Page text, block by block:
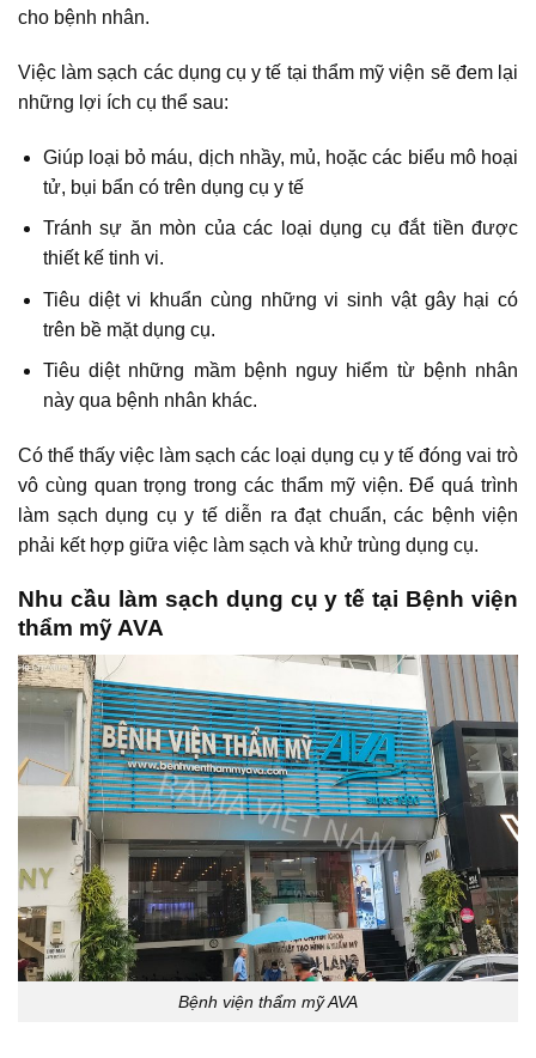
cho bệnh nhân.
Việc làm sạch các dụng cụ y tế tại thẩm mỹ viện sẽ đem lại
những lợi ích cụ thể sau:
Giúp loại bỏ máu, dịch nhầy, mủ, hoặc các biểu mô hoại
tử, bụi bẩn có trên dụng cụ y tế
Tránh sự ăn mòn của các loại dụng cụ đắt tiền được
thiết kế tinh vi.
Tiêu diệt vi khuẩn cùng những vi sinh vật gây hại có
trên bề mặt dụng cụ.
Tiêu diệt những mầm bệnh nguy hiểm từ bệnh nhân
này qua bệnh nhân khác.
Có thể thấy việc làm sạch các loại dụng cụ y tế đóng vai trò
vô cùng quan trọng trong các thẩm mỹ viện. Để quá trình
làm sạch dụng cụ y tế diễn ra đạt chuẩn, các bệnh viện
phải kết hợp giữa việc làm sạch và khử trùng dụng cụ.
Nhu cầu làm sạch dụng cụ y tế tại Bệnh viện
thẩm mỹ AVA
Bệnh viện thẩm mỹ AVA